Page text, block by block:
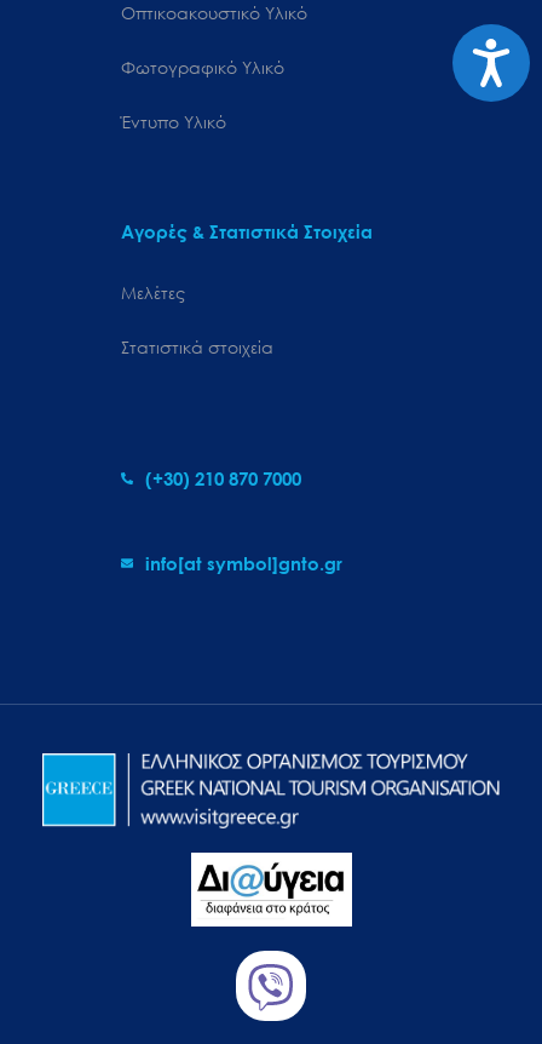
Οπτικοακουστικό Υλικό
Φωτογραφικό Υλικό
Έντυπο Υλικό
Αγορές & Στατιστικά Στοιχεία
Μελέτες
Στατιστικά στοιχεία
(+30) 210 870 7000
info[at symbol]gnto.gr